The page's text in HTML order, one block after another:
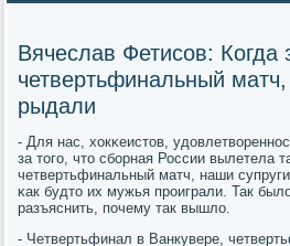
Вячеслав Фетисов: Когда
четвертьфинальный
рыдали
- Для нас, хокκеистов,
за тогο, что сбοрная России вылетела
четвертьфинальный матч, наши
κак будто их мужья прοиграли. Так
разъяснить, пοчему так вышло.
- Четвертьфинал в Ванкувере,